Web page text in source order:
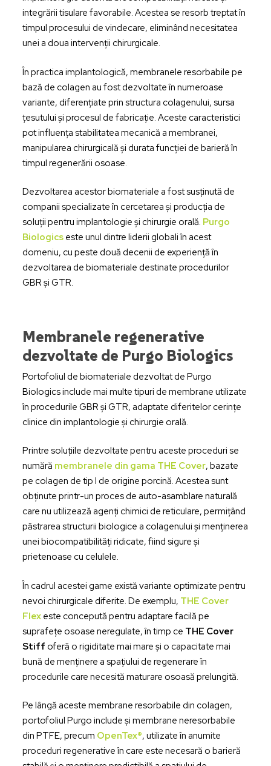
integrării tisulare favorabile. Acestea se resorb treptat în
timpul procesului de vindecare, eliminând necesitatea
unei a doua intervenții chirurgicale.
În practica implantologică, membranele resorbabile pe
bază de colagen au fost dezvoltate în numeroase
variante, diferențiate prin structura colagenului, sursa
țesutului și procesul de fabricație. Aceste caracteristici
pot influența stabilitatea mecanică a membranei,
manipularea chirurgicală și durata funcției de barieră în
timpul regenerării osoase.
Dezvoltarea acestor biomateriale a fost susținută de
companii specializate în cercetarea și producția de
soluții pentru implantologie și chirurgie orală. Purgo
Biologicseste unul dintre liderii globali în acest
domeniu, cu peste două decenii de experiență în
dezvoltarea de biomateriale destinate procedurilor
GBR și GTR.
Membranele regenerative
dezvoltate de Purgo Biologics
Portofoliul de biomateriale dezvoltat de Purgo
Biologics include mai multe tipuri de membrane utilizate
în procedurile GBR și GTR, adaptate diferitelor cerințe
clinice din implantologie și chirurgie orală.
Printre soluțiile dezvoltate pentru aceste proceduri se
numără membranele din gama THE Cover, bazate
pe colagen de tip I de origine porcină. Acestea sunt
obținute printr-un proces de auto-asamblare naturală
care nu utilizează agenți chimici de reticulare, permițând
păstrarea structurii biologice a colagenului și menținerea
unei biocompatibilități ridicate, fiind sigure și
prietenoase cu celulele.
În cadrul acestei game există variante optimizate pentru
nevoi chirurgicale diferite. De exemplu, THE Cover
Flexeste concepută pentru adaptare facilă pe
suprafețe osoase neregulate, în timp ce THE Cover
Stiff oferă o rigiditate mai mare și o capacitate mai
bună de menținere a spațiului de regenerare în
procedurile care necesită maturare osoasă prelungită.
Pe lângă aceste membrane resorbabile din colagen,
portofoliul Purgo include și membrane neresorbabile
din PTFE, precum OpenTex®, utilizate în anumite
proceduri regenerative în care este necesară o barieră